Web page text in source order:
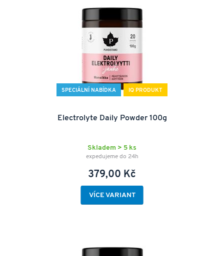
SPECIÁLNÍ NABÍDKA IQ PRODUKT
Electrolyte Daily Powder 100g
Skladem > 5 ks
expedujeme do 24h
379,00 Kč
VÍCE VARIANT